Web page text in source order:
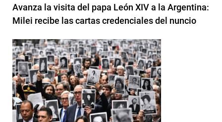
Avanza la visita del papa León XIV a la Argentina:
Milei recibe las cartas credenciales del nuncio